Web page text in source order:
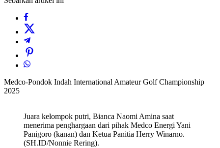
Medco-Pondok Indah International Amateur Golf Championship
2025
Juara kelompok putri, Bianca Naomi Amina saat
menerima penghargaan dari pihak Medco Energi Yani
Panigoro (kanan) dan Ketua Panitia Herry Winarno.
(SH.ID/Nonnie Rering).